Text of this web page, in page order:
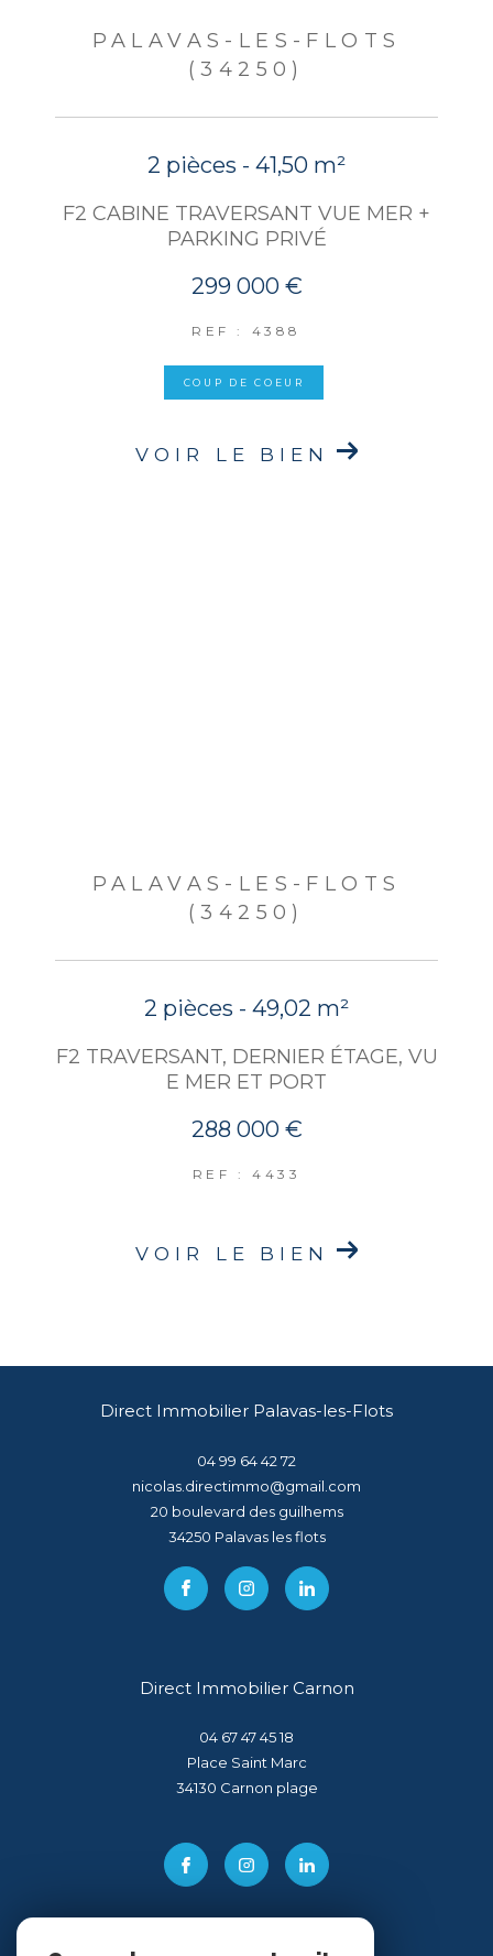
PALAVAS-LES-FLOTS
(34250)
2 pièces - 41,50 m²
F2 CABINE TRAVERSANT VUE MER +
PARKING PRIVÉ
299 000 €
REF : 4388
COUP DE COEUR
VOIR LE BIEN
PALAVAS-LES-FLOTS
(34250)
2 pièces - 49,02 m²
F2 TRAVERSANT, DERNIER ÉTAGE, VU
E MER ET PORT
288 000 €
REF : 4433
VOIR LE BIEN
Direct Immobilier Palavas-les-Flots
04 99 64 42 72
nicolas.directimmo@gmail.com
20 boulevard des guilhems
34250
palavas les flots
Direct Immobilier Carnon
04 67 47 45 18
Place Saint Marc
34130
carnon plage